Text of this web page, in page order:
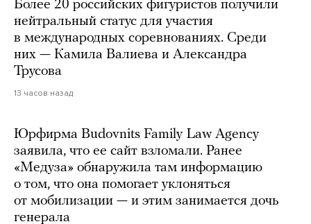
Более 20 российских фигуристов получили
нейтральный статус для участия
в международных соревнованиях. Среди
них — Камила Валиева и Александра
Трусова
13 часов назад
Юрфирма Budovnits Family Law Agency
заявила, что ее сайт взломали. Ранее
«Медуза» обнаружила там информацию
о том, что она помогает уклоняться
от мобилизации — и этим занимается дочь
генерала